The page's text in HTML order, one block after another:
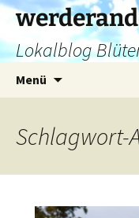
Zum
Inhalt
springen
Lokalblog
Menü
Schlagwort-